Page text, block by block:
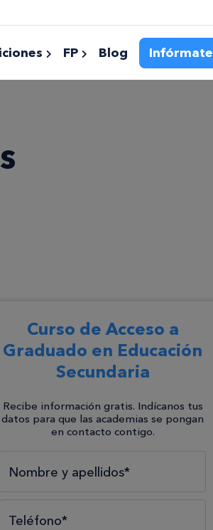
FP Blog Infórmate
Curso de Acceso a
Graduado en Educación
Secundaria
Recibe información gratis. Indícanos tus
datos para que las academias se pongan
en contacto contigo.
Selecciona el tipo*
Selecciona el área*
Selecciona la formación*
Nombre y apellidos*
Teléfono*